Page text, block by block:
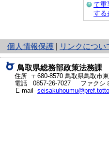
て重
する
個人情報保護
と
り
ネ
ッ
ト
へ
リンクについ
鳥取県総務部政策法務課
住所 〒680-8570 鳥取県鳥取市
電話 0857-26-7027
ファクシ
E-mail